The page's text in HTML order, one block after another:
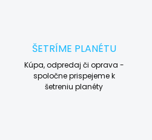
ŠETRÍME PLANÉTU
Kúpa, odpredaj či oprava -
spoločne prispejeme k
šetreniu planéty